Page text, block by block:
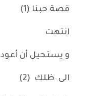
قصة حبنا (1)
انتهت
و يستحيل أن أعود
الى ظلك (2)